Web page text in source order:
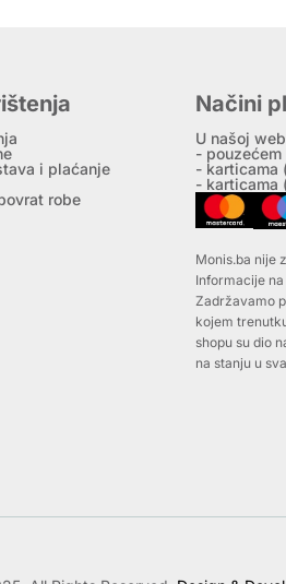
i plaćanje
robe
Načini
U našoj
- pouzećem
- karticama
- karticama
Monis.ba nije
Informacije
Zadržavamo
kojem
shopu su dio
na stanju u